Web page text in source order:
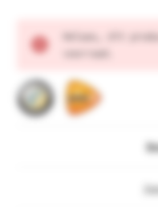
voorraad:Helaas, dit
voorraad.